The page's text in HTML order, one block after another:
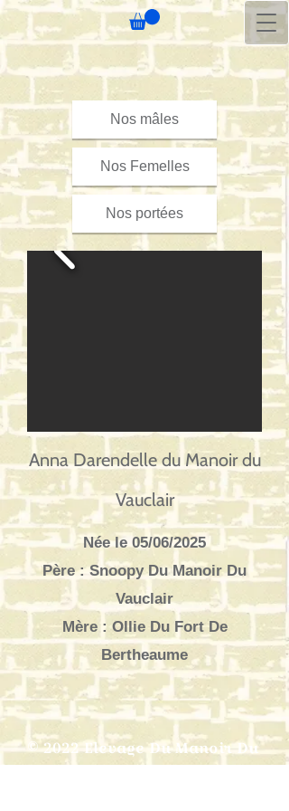
Nos mâles
Nos Femelles
Nos portées
Anna Darendelle du Manoir du
Vauclair
Née le 05/06/2025
Père : Snoopy Du Manoir Du
Vauclair
Mère : Ollie Du Fort De
Bertheaume
© 2022 Elevage Du Manoir Du